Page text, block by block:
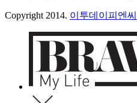
Copyright 2014. 이투데이피엔씨